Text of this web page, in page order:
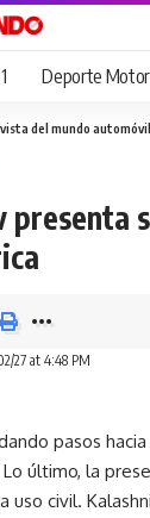
Deporte Motor
del mundo
presenta
27 at 4:48 PM
pasos
último, la
uso civil.